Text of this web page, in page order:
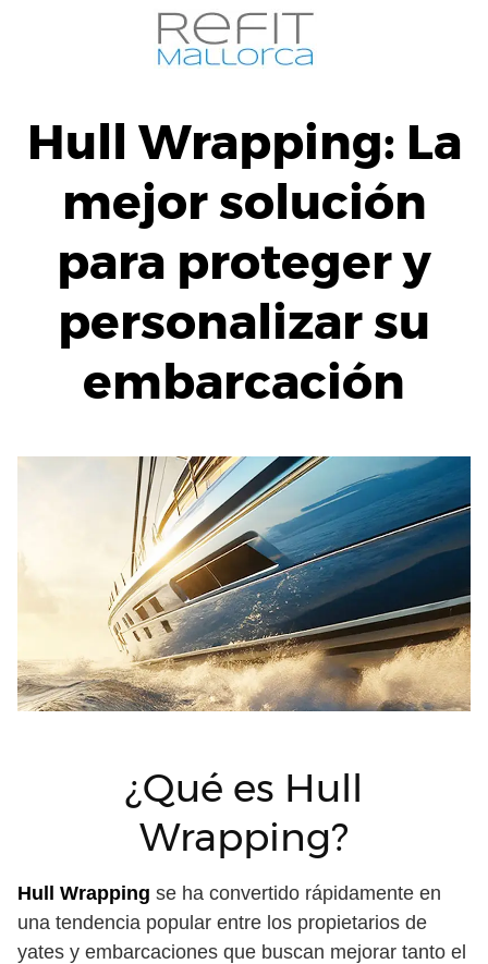
Hull Wrapping: La
mejor solución
para proteger y
personalizar su
embarcación
¿Qué es Hull
Wrapping?
Hull Wrapping se ha convertido rápidamente en
una tendencia popular entre los propietarios de
yates y embarcaciones que buscan mejorar tanto el